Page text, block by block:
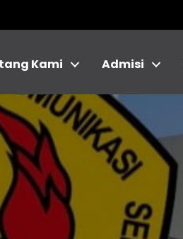
Kami Admisi